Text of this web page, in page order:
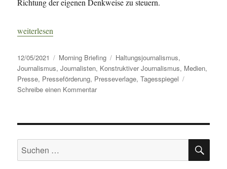
Richtung der eigenen Denkweise zu steuern.
„Morning Briefing – 13. Mai 2021 – Journalismus – (derzeit?)
weiterlesen
Veröffentlicht
am
12/05/2021 Kategorien
Morning Briefing Schlagwörter
Haltungsjournalismus,
Journalismus,Journalisten, Konstruktiver Journalismus, Medien,
Presse, Presseförderung, Presseverlage,Tagesspiegel
Schreibe einen Kommentarzu
–
Mai
–
Suche
nach: